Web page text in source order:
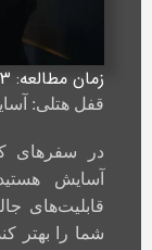
زمان مطالعه: ۳
قفل هتلی:
در سفرهای
آسایش
قابلیت‌های
شما را بهتر